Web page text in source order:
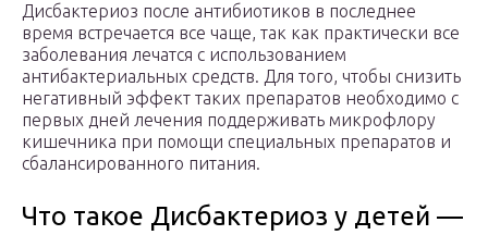
Дисбактериоз после антибиотиков в последнее
время встречается все чаще, так как практически все
заболевания лечатся с использованием
антибактериальных средств. Для того, чтобы снизить
негативный эффект таких препаратов необходимо с
первых дней лечения поддерживать микрофлору
кишечника при помощи специальных препаратов и
сбалансированного питания.
Что такое Дисбактериоз у детей —